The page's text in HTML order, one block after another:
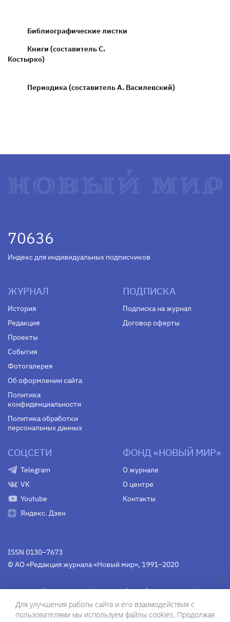
Библиографические листки
Книги (составитель С.
Костырко)
Периодика (составитель А. Василевский)
70636
Индекс для индивидуальных подписчиков
ЖУРНАЛ
История
Редакция
Проекты
События
Фотогалерея
Об оформлении сайта
Политика
конфиденциальности
Политика обработки
персональных данных
ПОДПИСКА
Подписка на журнал
Договор оферты
СОЦСЕТИ
Telegram
VK
Youtube
Яндекс. Дзен
ФОНД «НОВЫЙ МИР»
О журнале
О центре
Контакты
ISSN 0130–7673
© АО «Редакция журнала «Новый мир», 1991–2020
Свидетельство Федеральной службы по надзору в сфере
коммуникаций средства массовой информации
(Роскомнадзор)ПИ № Фс 77-75754 от 13 июня 2019 г.
Для улучшения работы сайта и его взаимодействия с
пользователями мы используем файлы cookies. Продолжая